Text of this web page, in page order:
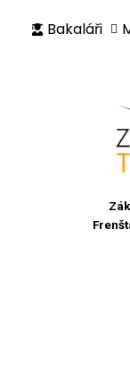
Bakaláři